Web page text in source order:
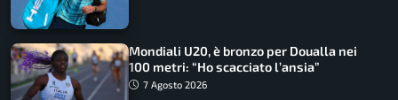
Mondiali U20, è bronzo per Doualla nei
100 metri: “Ho scacciato l’ansia”
7 Agosto 2026